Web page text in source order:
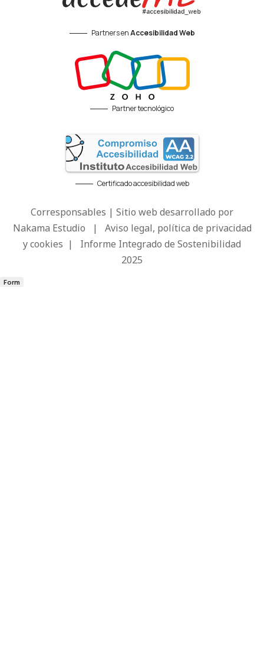
Partners enAccesibilidad Web
Partner tecnológico
Certificado accesibilidad web
Corresponsables | Sitio web desarrollado por
Nakama Estudio | Aviso legal, política de privacidad
y cookies | Informe Integrado de Sostenibilidad
2025
Form